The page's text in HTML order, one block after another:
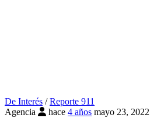
De Interés /Reporte 911
Agencia
hace 4 años mayo 23, 2022